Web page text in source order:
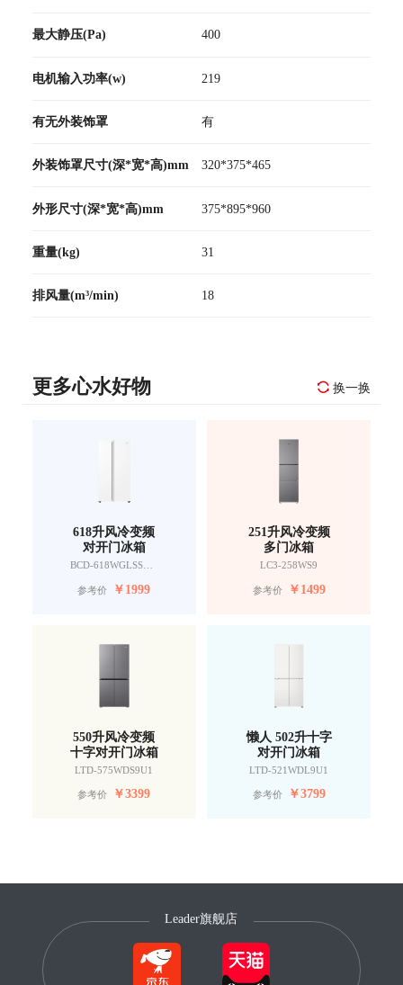
最大静压(Pa) 400
电机输入功率(w) 219
有无外装饰罩 有
外装饰罩尺寸(深*宽*高)mm 320*375*465
外形尺寸(深*宽*高)mm 375*895*960
重量(kg) 31
排风量(m³/min) 18
更多心水好物 换一换
618升风冷变频
对开门冰箱
BCD-618WGLSSEDW9
参考价 ￥1999
251升风冷变频
多门冰箱
LC3-258WS9
参考价 ￥1499
550升风冷变频
十字对开门冰箱
LTD-575WDS9U1
参考价 ￥3399
懒人 502升十字
对开门冰箱
LTD-521WDL9U1
参考价 ￥3799
Leader旗舰店